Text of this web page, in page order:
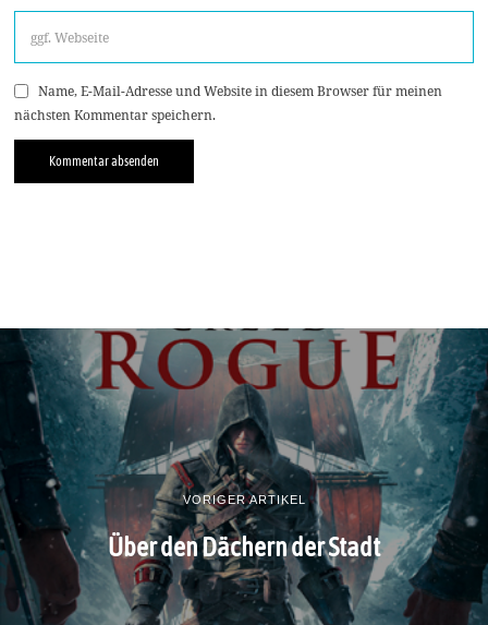
Name, E-Mail-Adresse und Website in diesem Browser für meinen
nächsten Kommentar speichern.
VORIGER ARTIKEL
Über den Dächern der Stadt